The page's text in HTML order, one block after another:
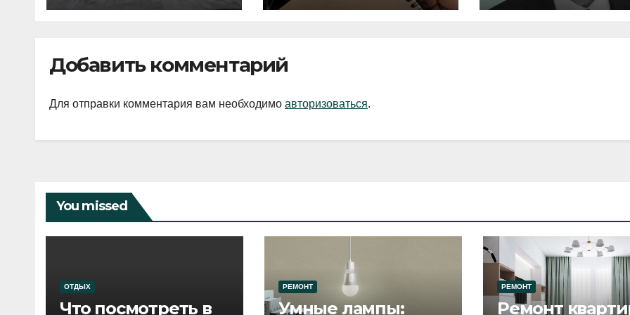
Добавить комментарий
Для отправки комментария вам необходимо авторизоваться.
You missed
ОТДЫХ
Что посмотреть в
РЕМОНТ
Умные лампы:
РЕМОНТ
Ремонт